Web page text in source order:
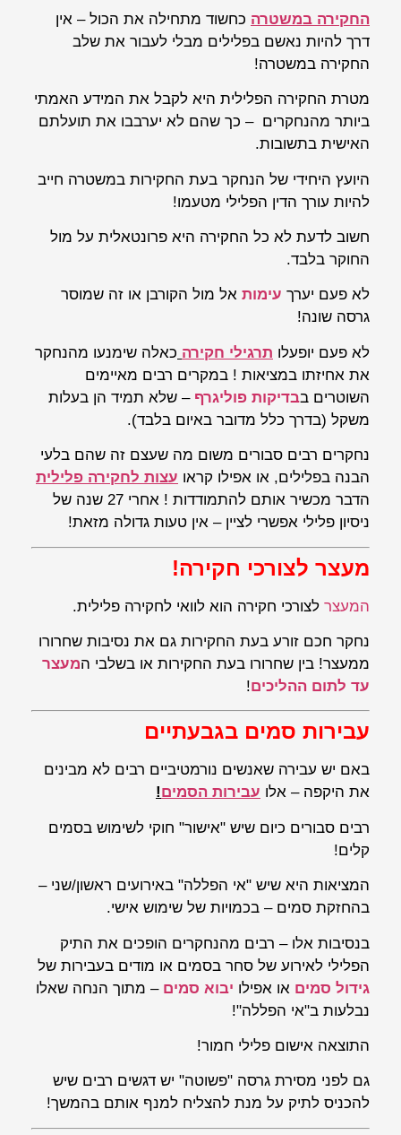
החקירה במשטרה כחשוד מתחילה את הכול – אין
דרך להיות נאשם בפלילים מבלי לעבור את שלב
החקירה במשטרה!
מטרת החקירה הפלילית היא לקבל את המידע האמתי
ביותר מהנחקרים – כך שהם לא יערבבו את תועלתם
האישית בתשובות.
היועץ היחידי של הנחקר בעת החקירות במשטרה חייב
להיות עורך הדין הפלילי מטעמו!
חשוב לדעת לא כל החקירה היא פרונטאלית על מול
החוקר בלבד.
לא פעם יערך עימות אל מול הקורבן או זה שמוסר
גרסה שונה!
לא פעם יופעלו תרגילי חקירה כאלה שימנעו מהנחקר
את אחיזתו במציאות ! במקרים רבים מאיימים
השוטרים בבדיקות פוליגרף – שלא תמיד הן בעלות
משקל (בדרך כלל מדובר באיום בלבד).
נחקרים רבים סבורים משום מה שעצם זה שהם בלעי
הבנה בפלילים, או אפילו קראו עצות לחקירה פלילית
הדבר מכשיר אותם להתמודדות ! אחרי 27 שנה של
ניסיון פלילי אפשרי לציין – אין טעות גדולה מזאת!
מעצר לצורכי חקירה!
המעצר לצורכי חקירה הוא לוואי לחקירה פלילית.
נחקר חכם זורע בעת החקירות גם את נסיבות שחרורו
ממעצר! בין שחרורו בעת החקירות או בשלבי המעצר
עד לתום ההליכים!
עבירות סמים בגבעתיים
באם יש עבירה שאנשים נורמטיביים רבים לא מבינים
את היקפה – אלו עבירות הסמים!
רבים סבורים כיום שיש "אישור" חוקי לשימוש בסמים
קלים!
המציאות היא שיש "אי הפללה" באירועים ראשון/שני –
בהחזקת סמים – בכמויות של שימוש אישי.
בנסיבות אלו – רבים מהנחקרים הופכים את התיק
הפלילי לאירוע של סחר בסמים או מודים בעבירות של
גידול סמים או אפילו יבוא סמים – מתוך הנחה שאלו
נבלעות ב"אי הפללה"!
התוצאה אישום פלילי חמור!
גם לפני מסירת גרסה "פשוטה" יש דגשים רבים שיש
להכניס לתיק על מנת להצליח למנף אותם בהמשך!